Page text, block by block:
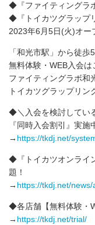
◆『ファイティングラ
◆『トイカツグラップ
2023年6月5日(火)オー
「和光市駅」から徒歩5
無料体験・WEB入会は
ファイティングラボ和
トイカツグラップリン
◆＼入会を検討してい
『同時入会割引』実施
→ https://tkdj.net/
◆『トイカツオンライ
題！
→ https://tkdj.net/
◆各店舗【無料体験・
→ https://tkdj.net/trial/